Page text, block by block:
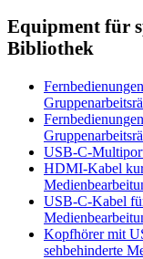
Equipment für
Bibliothek
USB-C-
HDMI-Kabel
USB-C-Kabel
Kopfhörer mit
sehbehinderte